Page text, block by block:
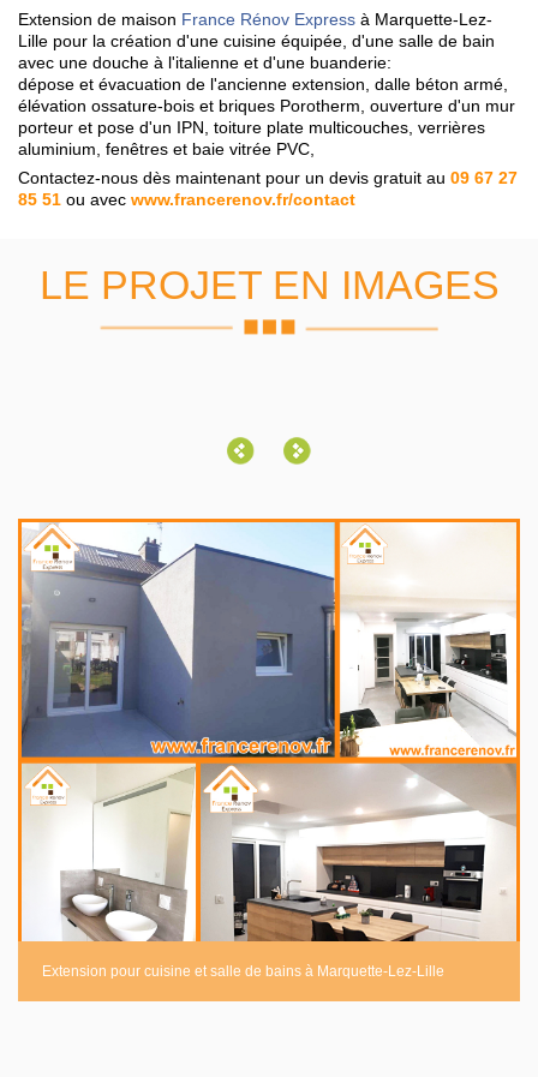
Extension de maison France Rénov Express à Marquette-Lez-
Lille pour la création d'une cuisine équipée, d'une salle de bain
avec une douche à l'italienne et d'une buanderie:
dépose et évacuation de l'ancienne extension, dalle béton armé,
élévation ossature-bois et briques Porotherm, ouverture d'un mur
porteur et pose d'un IPN, toiture plate multicouches, verrières
aluminium, fenêtres et baie vitrée PVC,
Contactez-nous dès maintenant pour un devis gratuit au 09 67 27
85 51 ou avec www.francerenov.fr/contact
LE PROJET EN IMAGES
Extension pour cuisine et salle de bains à Marquette-Lez-Lille